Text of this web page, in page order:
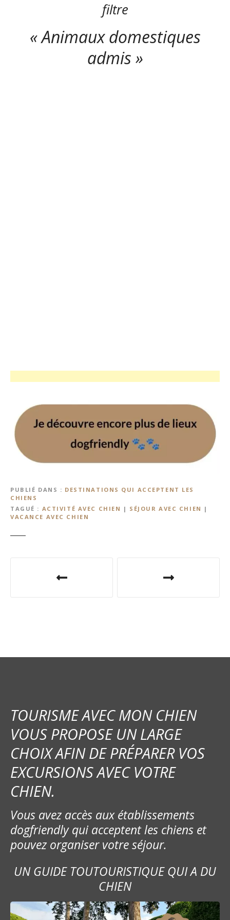
filtre
« Animaux domestiques
admis »
PUBLIÉ DANS
DESTINATIONS QUI ACCEPTENT LES
CHIENS
TAGUÉ
ACTIVITÉ AVEC CHIEN | SÉJOUR AVEC CHIEN |
VACANCE AVEC CHIEN
i
o
n
d
e
l
’
r
t
TOURISME AVEC MON CHIEN
VOUS PROPOSE UN LARGE
CHOIX AFIN DE PRÉPARER VOS
EXCURSIONS AVEC VOTRE
CHIEN.
Vous avez accès aux établissements
dogfriendly qui acceptent les chiens et
pouvez organiser votre séjour.
UN GUIDE TOUTOURISTIQUE QUI A DU
CHIEN